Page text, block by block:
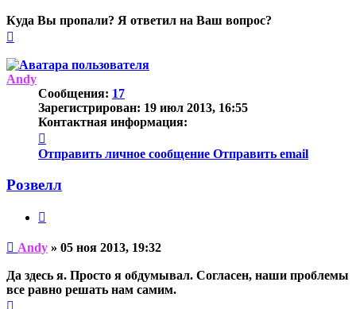
Куда Вы пропали? Я ответил на Ваш вопрос?
началу
Andy
Сообщения: 17
Зарегистрирован: 19 июл 2013, 16:55
Контактная информация:
информация
пользователя
Отправить личное сообщение Отправить email
Розвелл
Непрочитанное
сообщение
Andy » 05 ноя 2013, 19:32
Да здесь я. Просто я обдумывал. Согласен, наши проблемы
все равно решать нам самим.